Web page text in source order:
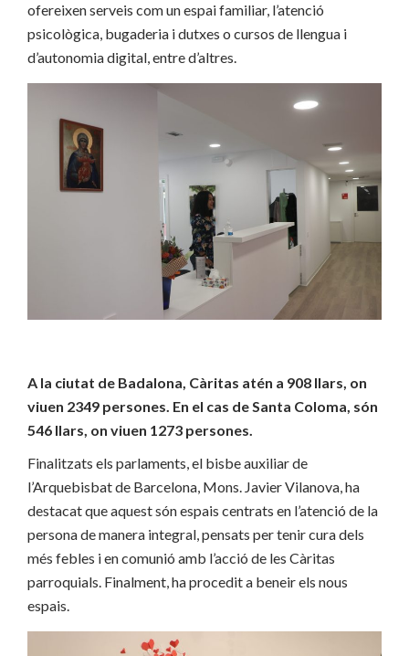
ofereixen serveis com un espai familiar, l’atenció
psicològica, bugaderia i dutxes o cursos de llengua i
d’autonomia digital, entre d’altres.
A la ciutat de Badalona, Càritas atén a 908 llars, on
viuen 2349 persones. En el cas de Santa Coloma, són
546 llars, on viuen 1273 persones.
Finalitzats els parlaments, el bisbe auxiliar de
l’Arquebisbat de Barcelona, Mons. Javier Vilanova, ha
destacat que aquest són espais centrats en l’atenció de la
persona de manera integral, pensats per tenir cura dels
més febles i en comunió amb l’acció de les Càritas
parroquials. Finalment, ha procedit a beneir els nous
espais.